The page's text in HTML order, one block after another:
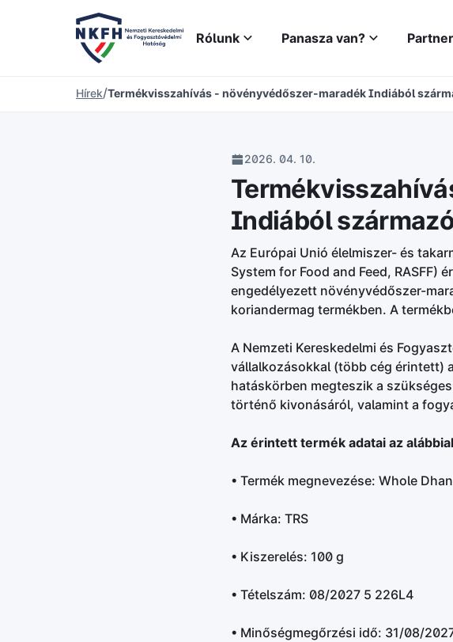
Rólunk Panasza van?
Hírek/Termékvisszahívás - növényvédőszer-maradék Indiából
2026. 04. 10.
Indiából
Az Európai Unió élelmiszer- és
System for Food and Feed, RASFF)
engedélyezett növényvédőszer-
koriandermag termékben. A
A Nemzeti Kereskedelmi és
vállalkozásokkal (több cég érintett)
hatáskörben megteszik a
történő kivonásáról, valamint a
Az érintett termék adatai az
• Termék megnevezése: Whole
• Márka: TRS
• Kiszerelés: 100 g
• Tételszám: 08/2027 5 226L4
• Minőségmegőrzési idő: 31/08/